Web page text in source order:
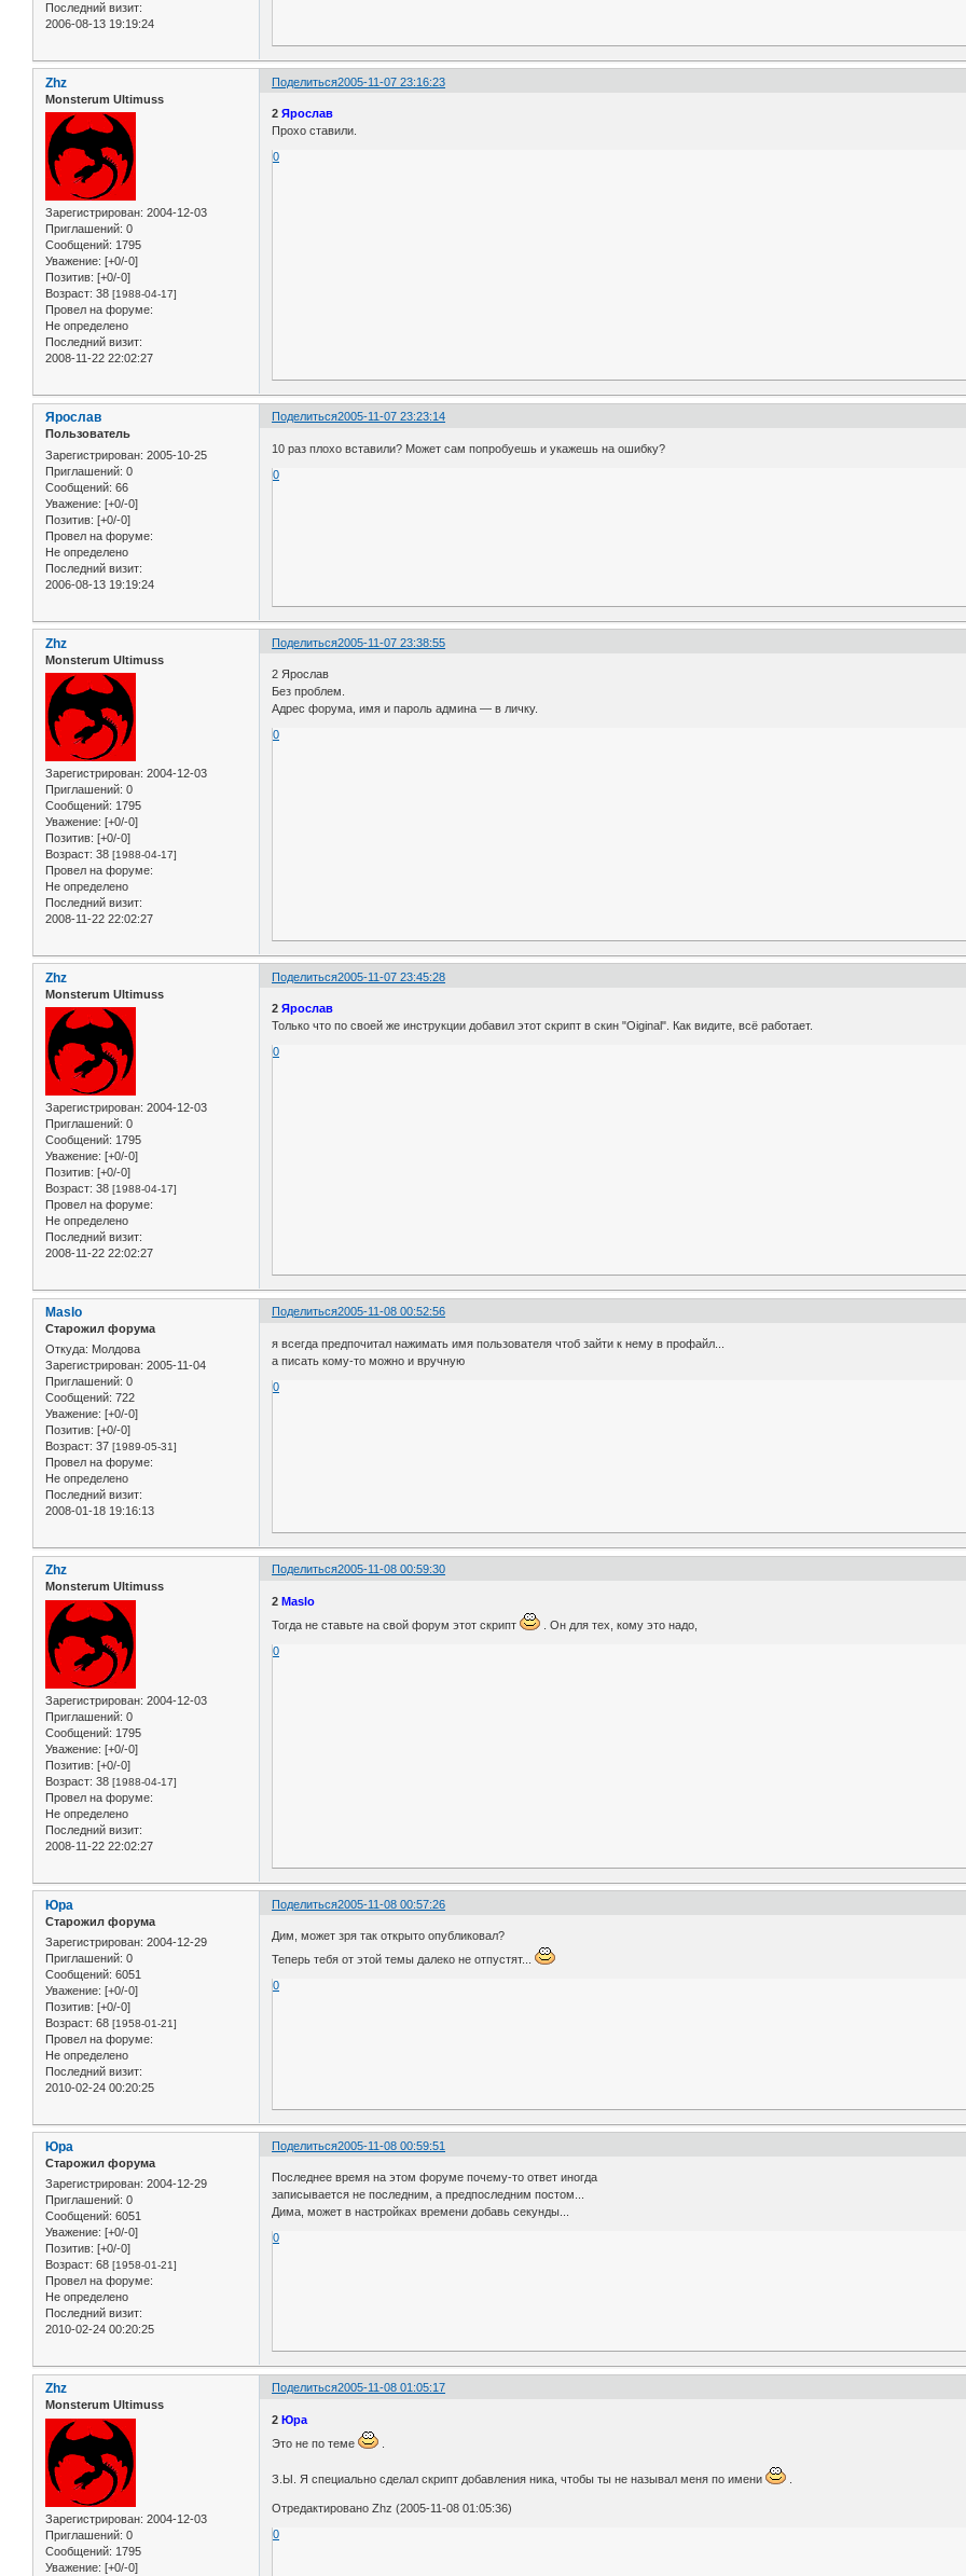
Последний визит:
2006-08-13 19:19:24
Поделиться2005-11-07 23:16:23
Zhz
Monsterum Ultimuss
Зарегистрирован: 2004-12-03
Приглашений: 0
Сообщений: 1795
Уважение: [+0/-0]
Позитив: [+0/-0]
Возраст: 38 [1988-04-17]
Провел на форуме:
Не определено
Последний визит:
2008-11-22 22:02:27
2Ярослав
Прохо ставили.
0
Поделиться2005-11-07 23:23:14
Ярослав
Пользователь
Зарегистрирован: 2005-10-25
Приглашений: 0
Сообщений: 66
Уважение: [+0/-0]
Позитив: [+0/-0]
Провел на форуме:
Не определено
Последний визит:
2006-08-13 19:19:24
10 раз плохо вставили? Может сам попробуешь и укажешь на ошибку?
0
Поделиться2005-11-07 23:38:55
Zhz
Monsterum Ultimuss
Зарегистрирован: 2004-12-03
Приглашений: 0
Сообщений: 1795
Уважение: [+0/-0]
Позитив: [+0/-0]
Возраст: 38 [1988-04-17]
Провел на форуме:
Не определено
Последний визит:
2008-11-22 22:02:27
2 Ярослав
Без проблем.
Адрес форума, имя и пароль админа — в личку.
0
Поделиться2005-11-07 23:45:28
Zhz
Monsterum Ultimuss
Зарегистрирован: 2004-12-03
Приглашений: 0
Сообщений: 1795
Уважение: [+0/-0]
Позитив: [+0/-0]
Возраст: 38 [1988-04-17]
Провел на форуме:
Не определено
Последний визит:
2008-11-22 22:02:27
2Ярослав
Только что по своей же инструкции добавил этот скрипт в скин "Oiginal". Как видите, всё работает.
0
Поделиться2005-11-08 00:52:56
Maslo
Старожил форума
Откуда: Молдова
Зарегистрирован: 2005-11-04
Приглашений: 0
Сообщений: 722
Уважение: [+0/-0]
Позитив: [+0/-0]
Возраст: 37 [1989-05-31]
Провел на форуме:
Не определено
Последний визит:
2008-01-18 19:16:13
я всегда предпочитал нажимать имя пользователя чтоб зайти к нему в профайл...
а писать кому-то можно и вручную
0
Поделиться2005-11-08 00:59:30
Zhz
Monsterum Ultimuss
Зарегистрирован: 2004-12-03
Приглашений: 0
Сообщений: 1795
Уважение: [+0/-0]
Позитив: [+0/-0]
Возраст: 38 [1988-04-17]
Провел на форуме:
Не определено
Последний визит:
2008-11-22 22:02:27
2Maslo
Тогда не ставьте на свой форум этот скрипт
. Он для тех, кому это надо,
0
Поделиться2005-11-08 00:57:26
Юра
Старожил форума
Зарегистрирован: 2004-12-29
Приглашений: 0
Сообщений: 6051
Уважение: [+0/-0]
Позитив: [+0/-0]
Возраст: 68 [1958-01-21]
Провел на форуме:
Не определено
Последний визит:
2010-02-24 00:20:25
Дим, может зря так открыто опубликовал?
Теперь тебя от этой темы далеко не отпустят...
0
Поделиться2005-11-08 00:59:51
Юра
Старожил форума
Зарегистрирован: 2004-12-29
Приглашений: 0
Сообщений: 6051
Уважение: [+0/-0]
Позитив: [+0/-0]
Возраст: 68 [1958-01-21]
Провел на форуме:
Не определено
Последний визит:
2010-02-24 00:20:25
Последнее время на этом форуме почему-то ответ иногда
записывается не последним, а предпоследним постом...
Дима, может в настройках времени добавь секунды...
0
Поделиться2005-11-08 01:05:17
Zhz
Monsterum Ultimuss
Зарегистрирован: 2004-12-03
Приглашений: 0
Сообщений: 1795
Уважение: [+0/-0]
2Юра
Это не по теме
З.Ы. Я специально сделал скрипт добавления ника, чтобы ты не называл меня по имени
Отредактировано Zhz (2005-11-08 01:05:36)
0